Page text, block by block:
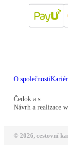
O společnosti
Čedok a.s
Návrh a realizace
© 2026, cestovní